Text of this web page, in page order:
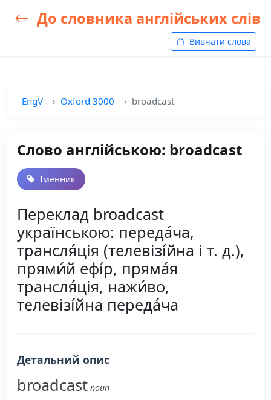
До словника англійських слів
Вивчати слова
EngV Oxford 3000 broadcast
Слово англійською: broadcast
Іменник
Переклад broadcast
українською: переда́ча,
трансля́ція (телевізі́йна і т. д.),
прями́й ефі́р, пряма́я
трансля́ція, нажи́во,
телевізі́йна переда́ча
Детальний опис
broadcast noun